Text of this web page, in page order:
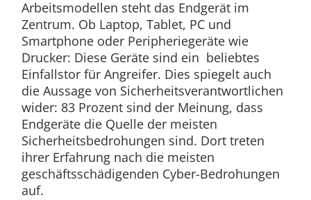
Arbeitsmodellen steht das Endgerät im
Zentrum. Ob Laptop, Tablet, PC und
Smartphone oder Peripheriegeräte wie
Drucker: Diese Geräte sind ein beliebtes
Einfallstor für Angreifer. Dies spiegelt auch
die Aussage von Sicherheitsverantwortlichen
wider: 83 Prozent sind der Meinung, dass
Endgeräte die Quelle der meisten
Sicherheitsbedrohungen sind. Dort treten
ihrer Erfahrung nach die meisten
geschäftsschädigenden Cyber-Bedrohungen
auf.